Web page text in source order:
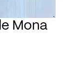
Mona